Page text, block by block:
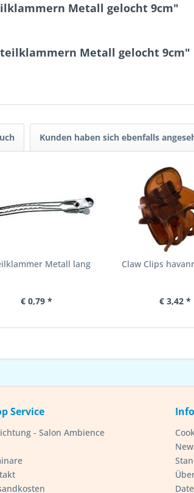
Metall gelocht 9cm"
Metall gelocht 9cm"
Kunden haben sich ebenfalls
Metall lang
€ 0,79 *
Claw Clips
€ 3,42 *
Service
- Salon Ambience